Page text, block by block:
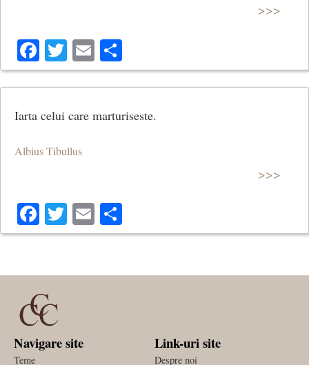
>>>
Facebook
Twitter
Email
Iarta celui care marturiseste.
Albius Tibullus
>>>
Facebook
Twitter
Email
Navigare site
Teme
Link-uri site
Despre noi